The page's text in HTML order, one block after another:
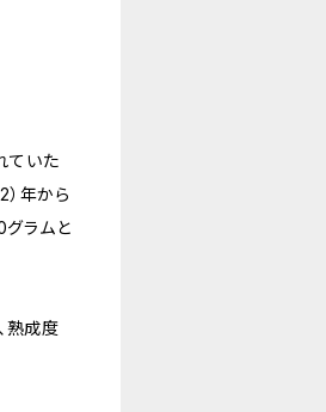
ていた
年から
グラムと
熟成度